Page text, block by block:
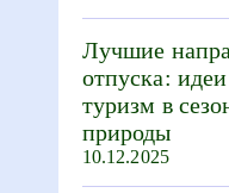
Лучшие
отпуска:
туризм в
природы
10.12.2025